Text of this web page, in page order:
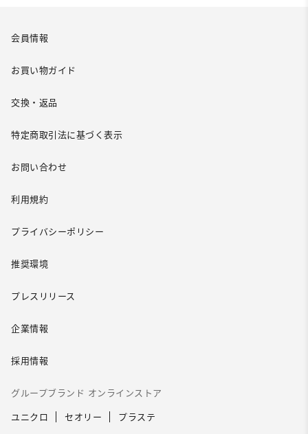
会員情報
お買い物ガイド
交換・返品
特定商取引法に基づく表示
お問い合わせ
利用規約
プライバシーポリシー
推奨環境
プレスリリース
企業情報
採用情報
グループブランド オンラインストア
ユニクロ セオリー プラステ